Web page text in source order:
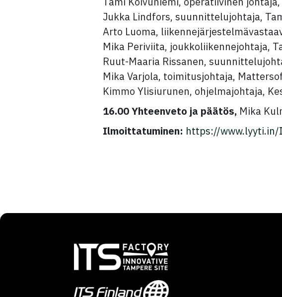
Jukka Lindfors, suunnittelujohtaja,
Arto Luoma,
Mika Periviita, joukkoliikennejohtaja,
Ruut-Maaria Rissanen,
Mika Varjola, toimitusjohtaja,
Kimmo Ylisiurunen, ohjelmajohtaja,
16.00 Yhteenveto ja päätös, Mika
Ilmoittatuminen: https://www.lyyti.in/